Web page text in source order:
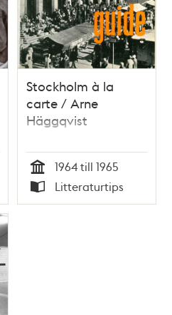
Stockholm à la
carte / Arne
Häggqvist
Tid
1964 till 1965
Typ
Litteraturtips